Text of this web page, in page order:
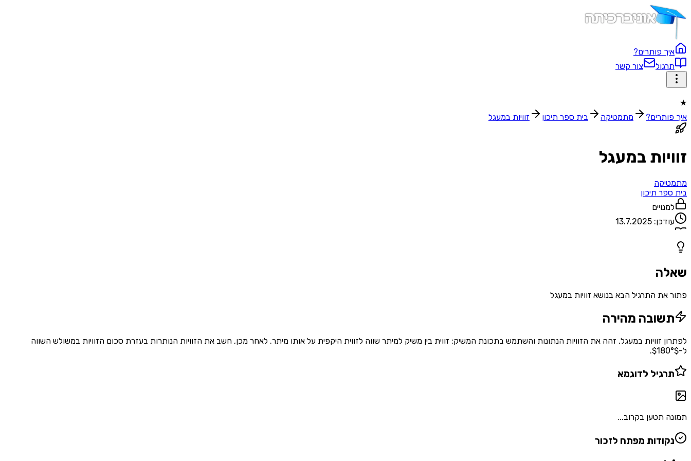
איך פותרים?
תרגול
צור קשר
★
איך פותרים?
מתמטיקה בית ספר תיכון‬ זוויות במעגל
זוויות במעגל
מתמטיקה
בית ספר תיכון‬
למנויים
עודכן: 13.7.2025
שאלה
פתור את התרגיל הבא בנושא זוויות במעגל
תשובה מהירה
לפתרון זוויות במעגל, זהה את הזוויות הנתונות והשתמש בתכונת המשיק: זווית בין משיק למיתר שווה לזווית היקפית על אותו מיתר. לאחר מכן, חשב את הזוויות הנותרות בעזרת סכום הזוויות במשולש השווה
ל-$180°$.
תרגיל לדוגמא
תמונה תטען בקרוב...
נקודות מפתח לזכור